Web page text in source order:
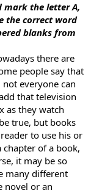
mark the letter A,
the correct word
blanks from
there are
people say that
everyone can
that television
as they watch
true, but books
to use his or
chapter of a book,
it may be so
many different
novel or an